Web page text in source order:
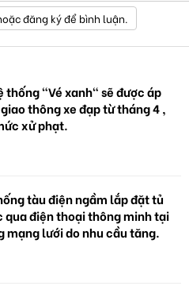
đăng ký để bình luận.
thống "Vé xanh" sẽ được áp
thông xe đạp từ tháng 4 ,
xử phạt.
tàu điện ngầm lắp đặt tủ
qua điện thoại thông minh tại
mạng lưới do nhu cầu tăng.